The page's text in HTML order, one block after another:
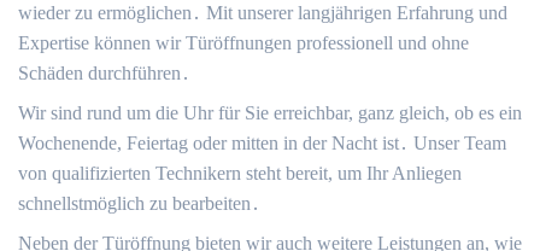
wieder zu ermöglichen․ Mit unserer langjährigen Erfahrung und
Expertise können wir Türöffnungen professionell und ohne
Schäden durchführen․
Wir sind rund um die Uhr für Sie erreichbar, ganz gleich, ob es ein
Wochenende, Feiertag oder mitten in der Nacht ist․ Unser Team
von qualifizierten Technikern steht bereit, um Ihr Anliegen
schnellstmöglich zu bearbeiten․
Neben der Türöffnung bieten wir auch weitere Leistungen an, wie